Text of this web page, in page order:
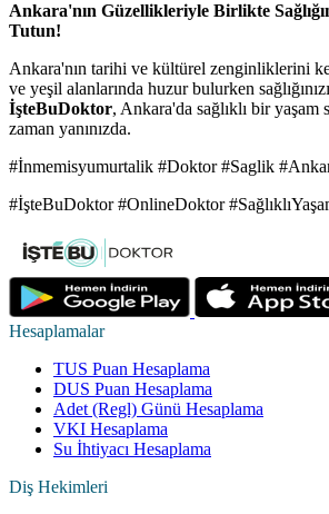
Ankara'nın Güzellikleriyle Birlikte
Tutun!
Ankara'nın tarihi ve kültürel zenginliklerini
ve yeşil alanlarında huzur bulurken
İşteBuDoktor, Ankara'da sağlıklı bir
zaman yanınızda.
#İnmemisyumurtalik #Doktor #Saglik
#İşteBuDoktor #OnlineDoktor
Hesaplamalar
TUS Puan Hesaplama
DUS Puan Hesaplama
Adet (Regl) Günü Hesaplama
VKI Hesaplama
Su İhtiyacı Hesaplama
Diş Hekimleri